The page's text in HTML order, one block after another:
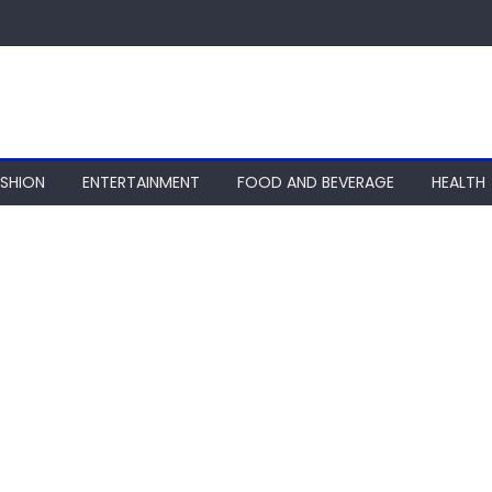
ENTERTAINMENT FOOD AND BEVERAGE HEALTH